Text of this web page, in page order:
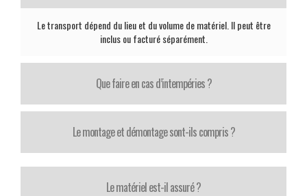
Le transport dépend du lieu et du volume de matériel. Il peut être
inclus ou facturé séparément.
Que faire en cas d’intempéries ?
Le montage et démontage sont-ils compris ?
Le matériel est-il assuré ?